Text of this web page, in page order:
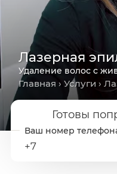
Лазерная
Удаление волос с
Главная ›Услуги ›
Готовы
+7